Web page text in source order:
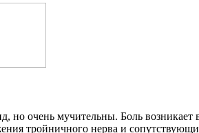
но очень мучительны. Боль
тройничного нерва и